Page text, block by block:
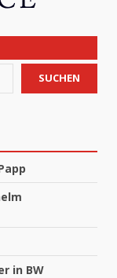
SUCHEN
in BW